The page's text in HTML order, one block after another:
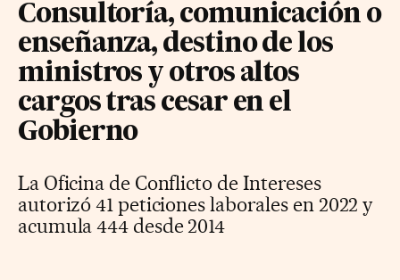
Consultoría, comunicación o
enseñanza, destino de los
ministros y otros altos
cargos tras cesar en el
Gobierno
La Oficina de Conflicto de Intereses
autorizó 41 peticiones laborales en 2022 y
acumula 444 desde 2014